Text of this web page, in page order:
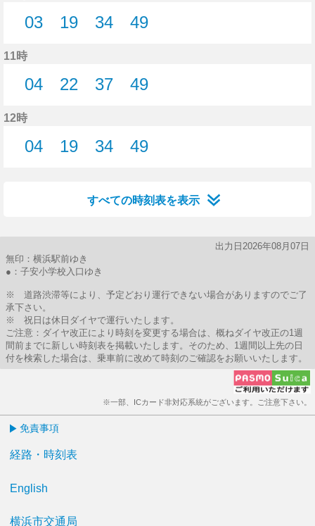
03
19
34
49
11時
04
22
37
49
12時
04
19
34
49
すべての時刻表を表示
出力日2026年08月07日
無印：横浜駅前ゆき
●：子安小学校入口ゆき
※ 道路渋滞等により、予定どおり運行できない場合がありますのでご了
承下さい。
※ 祝日は休日ダイヤで運行いたします。
ご注意：ダイヤ改正により時刻を変更する場合は、概ねダイヤ改正の1週
間前までに新しい時刻表を掲載いたします。そのため、1週間以上先の日
付を検索した場合は、乗車前に改めて時刻のご確認をお願いいたします。
※一部、ICカード非対応系統がございます。ご注意下さい。
免責事項
経路・時刻表
English
横浜市交通局